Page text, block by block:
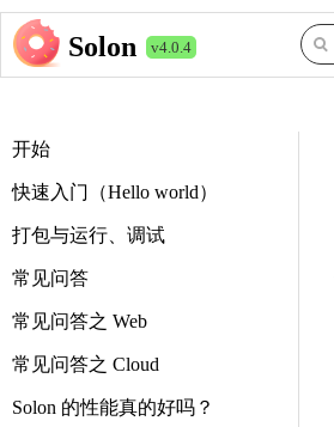
Solon v4.0.4
开始
快速入门（Hello world）
打包与运行、调试
常见问答
常见问答之 Web
常见问答之 Cloud
Solon 的性能真的好吗？